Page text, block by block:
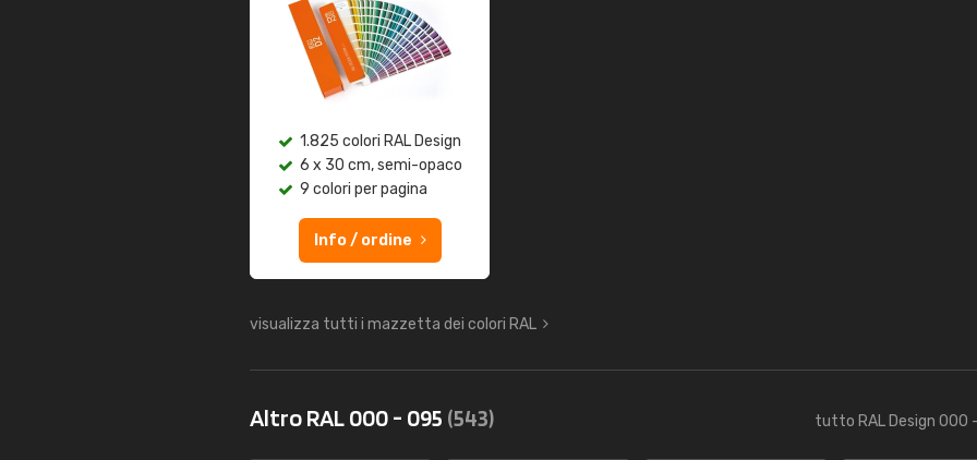
1.825 colori RAL Design
6 x 30 cm, semi-opaco
9 colori per pagina
Info / ordine
visualizza tutti i mazzetta dei colori RAL
Altro RAL 000 - 095 (543) tutto RAL Design 000